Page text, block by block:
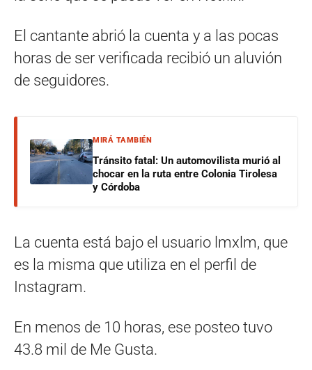
El cantante abrió la cuenta y a las pocas
horas de ser verificada recibió un aluvión
de seguidores.
MIRÁ TAMBIÉN
Tránsito fatal: Un automovilista murió al
chocar en la ruta entre Colonia Tirolesa
y Córdoba
La cuenta está bajo el usuario lmxlm, que
es la misma que utiliza en el perfil de
Instagram.
En menos de 10 horas, ese posteo tuvo
43.8 mil de Me Gusta.